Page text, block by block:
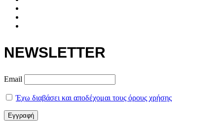
NEWSLETTER
Email
Έχω διαβάσει και αποδέχομαι τους όρους χρήσης